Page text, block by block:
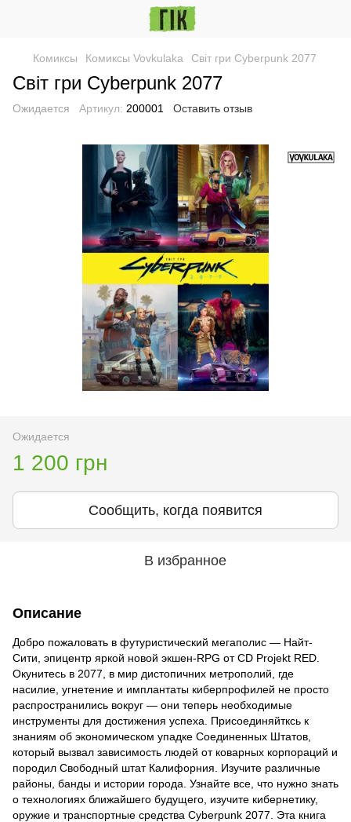
Комиксы Комиксы Vovkulaka Світ гри Cyberpunk 2077
Світ гри Cyberpunk 2077
Ожидается Артикул: 200001 Оставить отзыв
Ожидается
1 200 грн
Сообщить, когда появится
В избранное
Описание
Добро пожаловать в футуристический мегаполис — Найт-
Сити, эпицентр яркой новой экшен-RPG от CD Projekt RED.
Окунитесь в 2077, в мир дистопичних метрополий, где
насилие, угнетение и имплантаты киберпрофилей не просто
распространились вокруг — они теперь необходимые
инструменты для достижения успеха. Присоединяйтксь к
знаниям об экономическом упадке Соединенных Штатов,
который вызвал зависимость людей от коварных корпораций и
породил Свободный штат Калифорния. Изучите различные
районы, банды и истории города. Узнайте все, что нужно знать
о технологиях ближайшего будущего, изучите кибернетику,
оружие и транспортные средства Cyberpunk 2077. Эта книга